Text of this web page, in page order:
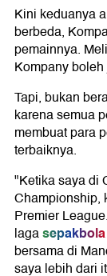
Kini keduanya
berbeda,
pemainnya.
Kompany
Tapi, bukan
karena semua
membuat para
terbaiknya.
"Ketika saya di
Championship,
Premier
lagasepakbola
bersama di
saya lebih dari